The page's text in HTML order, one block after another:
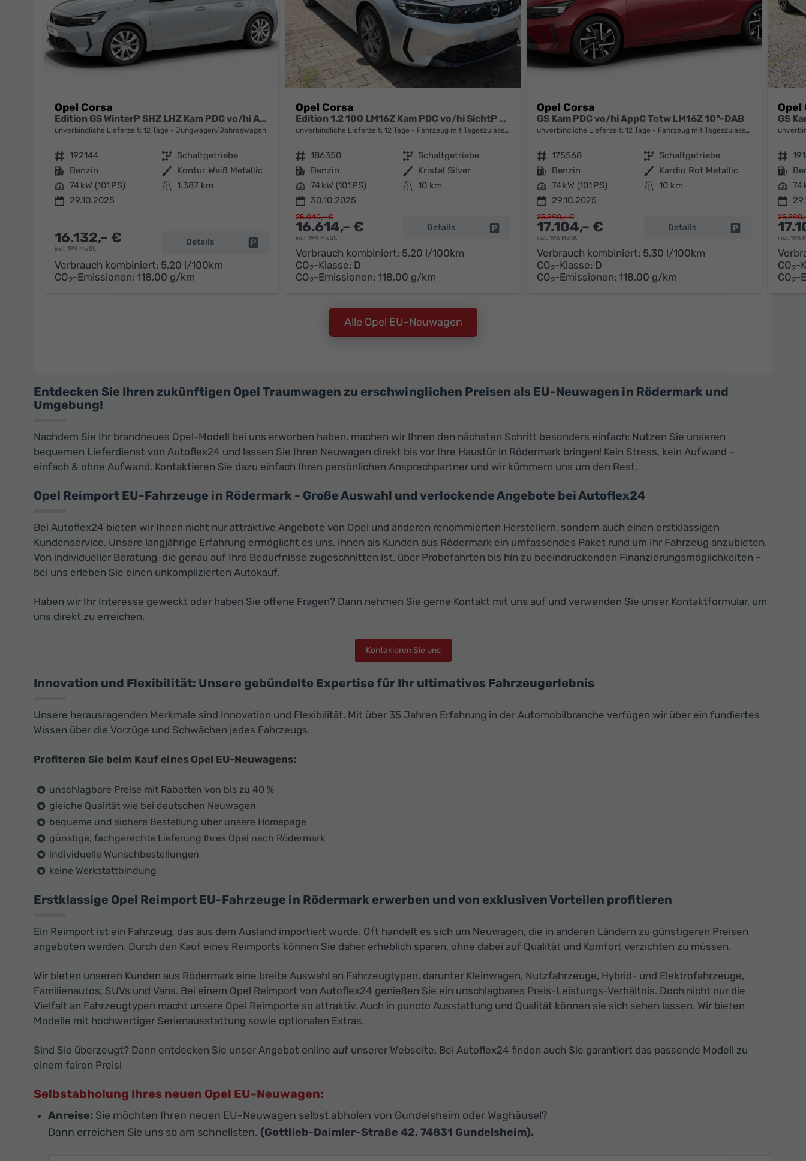
Opel Corsa
Edition GS WinterP SHZ LHZ Kam PDC vo/hi AppC Totw
unverbindliche Lieferzeit: 12 Tage Jungwagen/Jahreswagen
Fahrzeugnr. 192144 Getriebe Schaltgetriebe
Kraftstoff Benzin Außenfarbe Kontur Weiß Metallic
Leistung 74 kW (101 PS) Kilometerstand 1.387 km
29.10.2025
16.132,– €
incl. 19% MwSt.
Details Fahrzeug parken
Verbrauch kombiniert: 5,20 l/100km
CO2-Emissionen: 118,00 g/km
Opel Corsa
Edition 1.2 100 LM16Z Kam PDC vo/hi SichtP Temp
unverbindliche Lieferzeit: 12 Tage Fahrzeug mit Tageszulassung
Fahrzeugnr. 186350 Getriebe Schaltgetriebe
Kraftstoff Benzin Außenfarbe Kristal Silver
Leistung 74 kW (101 PS) Kilometerstand 10 km
30.10.2025
16.614,– €
incl. 19% MwSt.
25.040,– €
Details Fahrzeug parken
Verbrauch kombiniert: 5,20 l/100km
CO2-Klasse: D
CO2-Emissionen: 118,00 g/km
Opel Corsa
GS Kam PDC vo/hi AppC Totw LM16Z 10"-DAB
unverbindliche Lieferzeit: 12 Tage Fahrzeug mit Tageszulassung
Fahrzeugnr. 175568 Getriebe Schaltgetriebe
Kraftstoff Benzin Außenfarbe Kardio Rot Metallic
Leistung 74 kW (101 PS) Kilometerstand 10 km
29.10.2025
17.104,– €
incl. 19% MwSt.
25.990,– €
Details Fahrzeug parken
Verbrauch kombiniert: 5,30 l/100km
CO2-Klasse: D
CO2-Emissionen: 118,00 g/km
Opel
GS
Fahrzeugnr.
Kraftstoff
Leistung 74
incl. 19%
CO2-
CO2-
Alle Opel EU-Neuwagen
Entdecken Sie Ihren zukünftigen Opel Traumwagen zu erschwinglichen Preisen als EU-Neuwagen in Rödermark und
Umgebung!
Nachdem Sie Ihr brandneues Opel-Modell bei uns erworben haben, machen wir Ihnen den nächsten Schritt besonders einfach: Nutzen Sie unseren
bequemen Lieferdienst von Autoflex24 und lassen Sie Ihren Neuwagen direkt bis vor Ihre Haustür in Rödermark bringen! Kein Stress, kein Aufwand –
einfach & ohne Aufwand. Kontaktieren Sie dazu einfach Ihren persönlichen Ansprechpartner und wir kümmern uns um den Rest.
Opel Reimport EU-Fahrzeuge in Rödermark - Große Auswahl und verlockende Angebote bei Autoflex24
Bei Autoflex24 bieten wir Ihnen nicht nur attraktive Angebote von Opel und anderen renommierten Herstellern, sondern auch einen erstklassigen
Kundenservice. Unsere langjährige Erfahrung ermöglicht es uns, Ihnen als Kunden aus Rödermark ein umfassendes Paket rund um Ihr Fahrzeug anzubieten.
Von individueller Beratung, die genau auf Ihre Bedürfnisse zugeschnitten ist, über Probefahrten bis hin zu beeindruckenden Finanzierungsmöglichkeiten –
bei uns erleben Sie einen unkomplizierten Autokauf.
Haben wir Ihr Interesse geweckt oder haben Sie offene Fragen? Dann nehmen Sie gerne Kontakt mit uns auf und verwenden Sie unser Kontaktformular, um
uns direkt zu erreichen.
Kontakieren Sie uns
Innovation und Flexibilität: Unsere gebündelte Expertise für Ihr ultimatives Fahrzeugerlebnis
Unsere herausragenden Merkmale sind Innovation und Flexibilität. Mit über 35 Jahren Erfahrung in der Automobilbranche verfügen wir über ein fundiertes
Wissen über die Vorzüge und Schwächen jedes Fahrzeugs.
Profiteren Sie beim Kauf eines Opel EU-Neuwagens:
unschlagbare Preise mit Rabatten von bis zu 40 %
gleiche Qualität wie bei deutschen Neuwagen
bequeme und sichere Bestellung über unsere Homepage
günstige, fachgerechte Lieferung Ihres Opel nach Rödermark
individuelle Wunschbestellungen
keine Werkstattbindung
Erstklassige Opel Reimport EU-Fahrzeuge in Rödermark erwerben und von exklusiven Vorteilen profitieren
Ein Reimport ist ein Fahrzeug, das aus dem Ausland importiert wurde. Oft handelt es sich um Neuwagen, die in anderen Ländern zu günstigeren Preisen
angeboten werden. Durch den Kauf eines Reimports können Sie daher erheblich sparen, ohne dabei auf Qualität und Komfort verzichten zu müssen.
Wir bieten unseren Kunden aus Rödermark eine breite Auswahl an Fahrzeugtypen, darunter Kleinwagen, Nutzfahrzeuge, Hybrid- und Elektrofahrzeuge,
Familienautos, SUVs und Vans. Bei einem Opel Reimport von Autoflex24 genießen Sie ein unschlagbares Preis-Leistungs-Verhältnis. Doch nicht nur die
Vielfalt an Fahrzeugtypen macht unsere Opel Reimporte so attraktiv. Auch in puncto Ausstattung und Qualität können sie sich sehen lassen. Wir bieten
Modelle mit hochwertiger Serienausstattung sowie optionalen Extras.
Sind Sie überzeugt? Dann entdecken Sie unser Angebot online auf unserer Webseite. Bei Autoflex24 finden auch Sie garantiert das passende Modell zu
einem fairen Preis!
Selbstabholung Ihres neuen Opel EU-Neuwagen:
Anreise: Sie möchten Ihren neuen EU-Neuwagen selbst abholen von Gundelsheim oder Waghäusel?
Dann erreichen Sie uns so am schnellsten. (Gottlieb-Daimler-Straße 42, 74831 Gundelsheim).